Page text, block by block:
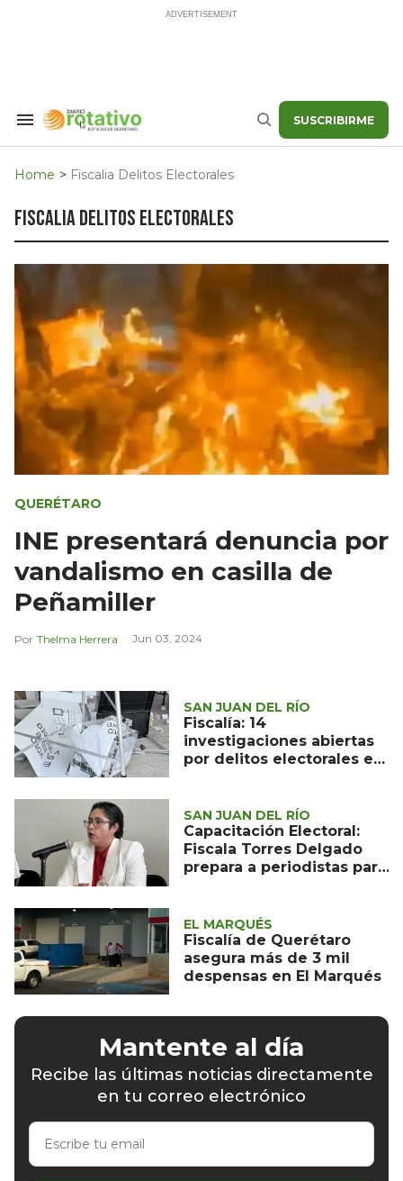
Search
Navigation
Buscar SUSCRIBIRME
Home > Fiscalia Delitos Electorales
fiscalia delitos electorales
QUERÉTARO
INE presentará denuncia por
vandalismo en casilla de
Peñamiller
Thelma Herrera Jun 03, 2024
SAN JUAN DEL RÍO
Fiscalía: 14
investigaciones abiertas
por delitos electorales en
SAN JUAN DEL RÍO
Capacitación Electoral:
Fiscala Torres Delgado
prepara a periodistas para
EL MARQUÉS
Fiscalía de Querétaro
asegura más de 3 mil
despensas en El Marqués
Mantente al día
Recibe las últimas noticias directamente
en tu correo electrónico
Escribe
email